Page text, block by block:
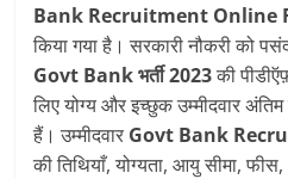
Bank Recruitment Online
किया गया है। सरकारी नौकरी को
Govt Bank भर्ती 2023की
लिए योग्य और इच्छुक उम्मीदवार
हैं। उम्मीदवार Govt Bank
की तिथियाँ, योग्यता, आयु सीमा,